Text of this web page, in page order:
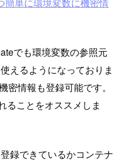
でも環境変数の参照元
えるようになっておりま
情報も登録可能です。
ることをオススメしま
録できているかコンテナ